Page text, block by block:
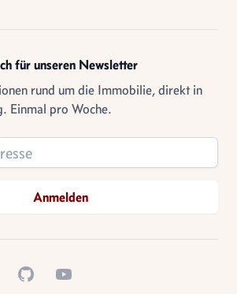
für unseren Newsletter
rund um die Immobilie, direkt in
Einmal pro Woche.
Anmelden
GitHub YouTube